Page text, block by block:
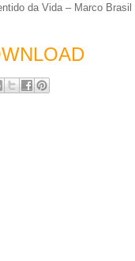
da Vida – Marco Brasil